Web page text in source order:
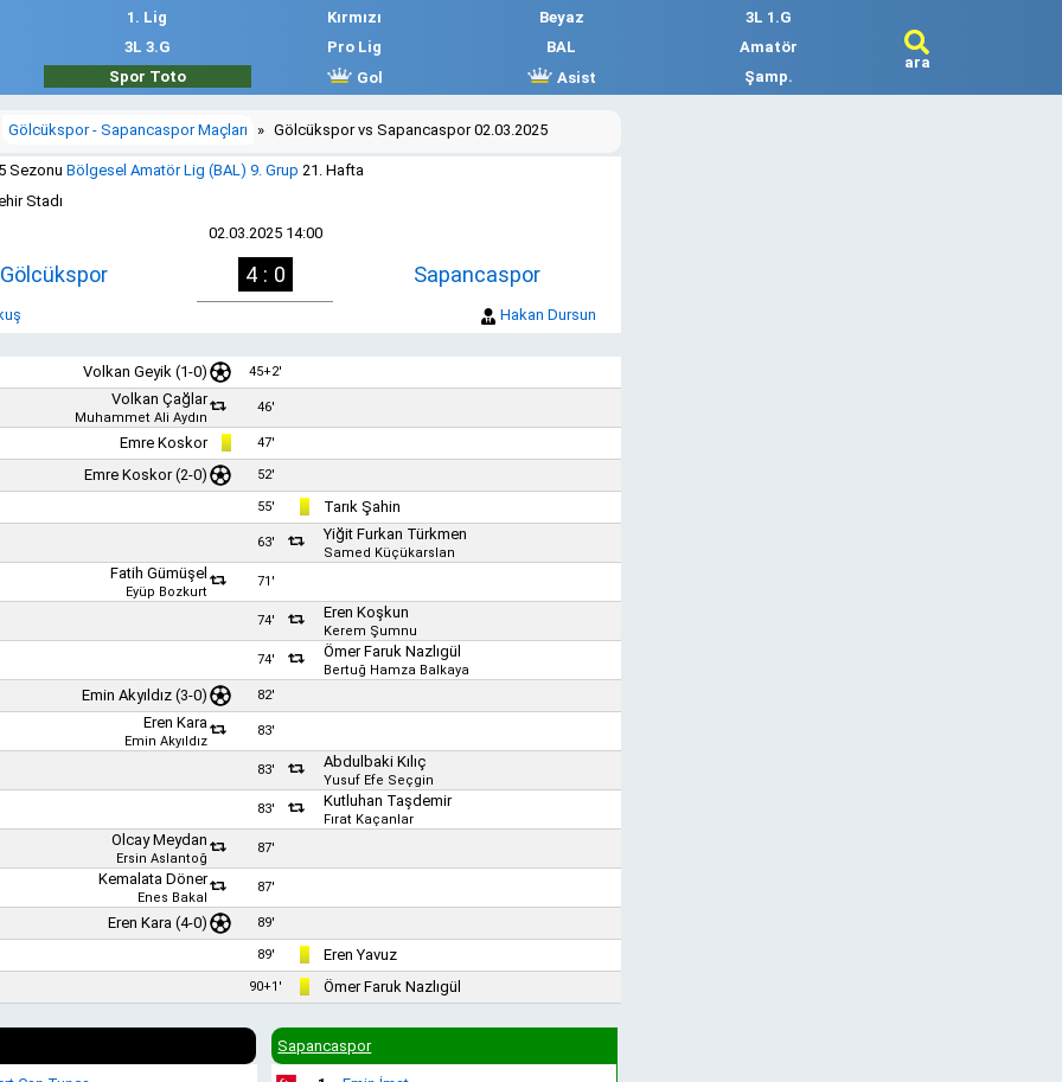
1. Lig Kırmızı Beyaz
3L 1.G
3L 3.G Pro Lig BAL
Amatör
Spor Toto Gol Asist Şamp.
ara
Gölcükspor - Sapancaspor Maçları » Gölcükspor vs Sapancaspor 02.03.2025
Sezonu Bölgesel Amatör Lig (BAL) 9. Grup 21. Hafta
Stadı
02.03.2025 14:00
Gölcükspor 4 : 0 Sapancaspor
Hakan Dursun
Volkan Geyik (1-0) 45+2'
Volkan Çağlar
Muhammet Ali Aydın
46'
Emre Koskor 47'
Emre Koskor(2-0) 52'
55' Tarık Şahin
63' Yiğit Furkan Türkmen
Samed Küçükarslan
Fatih Gümüşel
Eyüp Bozkurt
71'
74' Eren Koşkun
Kerem Şumnu
74'
Ömer Faruk Nazlıgül
Bertuğ Hamza Balkaya
Emin Akyıldız (3-0) 82'
Eren Kara
Emin Akyıldız
83'
83' Abdulbaki Kılıç
Yusuf Efe Seçgin
83'
Kutluhan Taşdemir
Fırat Kaçanlar
Olcay Meydan
Ersin Aslantoğ
87'
Kemalata Döner
Enes Bakal
87'
Eren Kara (4-0) 89'
89' Eren Yavuz
90+1' Ömer Faruk Nazlıgül
Sapancaspor